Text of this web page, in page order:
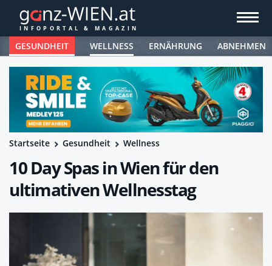
GESUNDHEIT WELLNESS ERNÄHRUNG ABNEHMEN
Startseite Gesundheit Wellness
10 Day Spas in Wien für den
ultimativen Wellnesstag